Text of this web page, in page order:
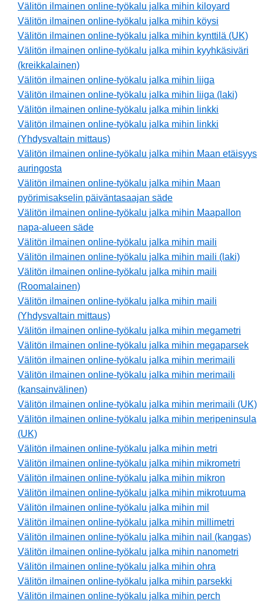
Välitön ilmainen online-työkalu jalka mihin kiloyard
Välitön ilmainen online-työkalu jalka mihin köysi
Välitön ilmainen online-työkalu jalka mihin kynttilä (UK)
Välitön ilmainen online-työkalu jalka mihin kyyhkäsiväri
(kreikkalainen)
Välitön ilmainen online-työkalu jalka mihin liiga
Välitön ilmainen online-työkalu jalka mihin liiga (laki)
Välitön ilmainen online-työkalu jalka mihin linkki
Välitön ilmainen online-työkalu jalka mihin linkki
(Yhdysvaltain mittaus)
Välitön ilmainen online-työkalu jalka mihin Maan etäisyys
auringosta
Välitön ilmainen online-työkalu jalka mihin Maan
pyörimisakselin päiväntasaajan säde
Välitön ilmainen online-työkalu jalka mihin Maapallon
napa-alueen säde
Välitön ilmainen online-työkalu jalka mihin maili
Välitön ilmainen online-työkalu jalka mihin maili (laki)
Välitön ilmainen online-työkalu jalka mihin maili
(Roomalainen)
Välitön ilmainen online-työkalu jalka mihin maili
(Yhdysvaltain mittaus)
Välitön ilmainen online-työkalu jalka mihin megametri
Välitön ilmainen online-työkalu jalka mihin megaparsek
Välitön ilmainen online-työkalu jalka mihin merimaili
Välitön ilmainen online-työkalu jalka mihin merimaili
(kansainvälinen)
Välitön ilmainen online-työkalu jalka mihin merimaili (UK)
Välitön ilmainen online-työkalu jalka mihin meripeninsula
(UK)
Välitön ilmainen online-työkalu jalka mihin metri
Välitön ilmainen online-työkalu jalka mihin mikrometri
Välitön ilmainen online-työkalu jalka mihin mikron
Välitön ilmainen online-työkalu jalka mihin mikrotuuma
Välitön ilmainen online-työkalu jalka mihin mil
Välitön ilmainen online-työkalu jalka mihin millimetri
Välitön ilmainen online-työkalu jalka mihin nail (kangas)
Välitön ilmainen online-työkalu jalka mihin nanometri
Välitön ilmainen online-työkalu jalka mihin ohra
Välitön ilmainen online-työkalu jalka mihin parsekki
Välitön ilmainen online-työkalu jalka mihin perch